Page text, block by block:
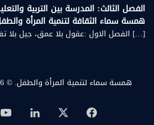
الفصل الثالث: المدرسة بين التربية
همسة سماء الثقافة لتنمية المرأة
[…] الفصل الاول :عقول بلا عمق، جيل بلا
همسة سماء لتنمية المرأة والطفل. © 2026 جميع الحقوق محفوظة.
فيسبوك لينكدإن